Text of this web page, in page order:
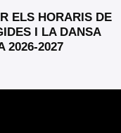
ELS HORARIS DE
I LA DANSA
2026-2027